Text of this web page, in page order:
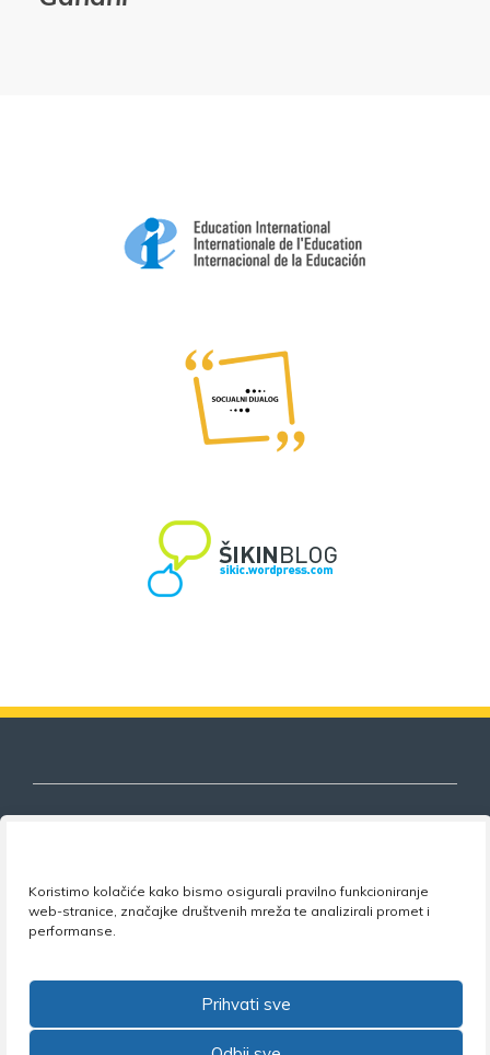
Koristimo kolačiće kako bismo osigurali pravilno funkcioniranje
web-stranice, značajke društvenih mreža te analizirali promet i
performanse.
Prihvati sve
Nezavisni sindikat znanosti i visokog
obrazovanja
Zagreb •Tel: +385 1 4847 337 •Email: uprava@nsz.hr